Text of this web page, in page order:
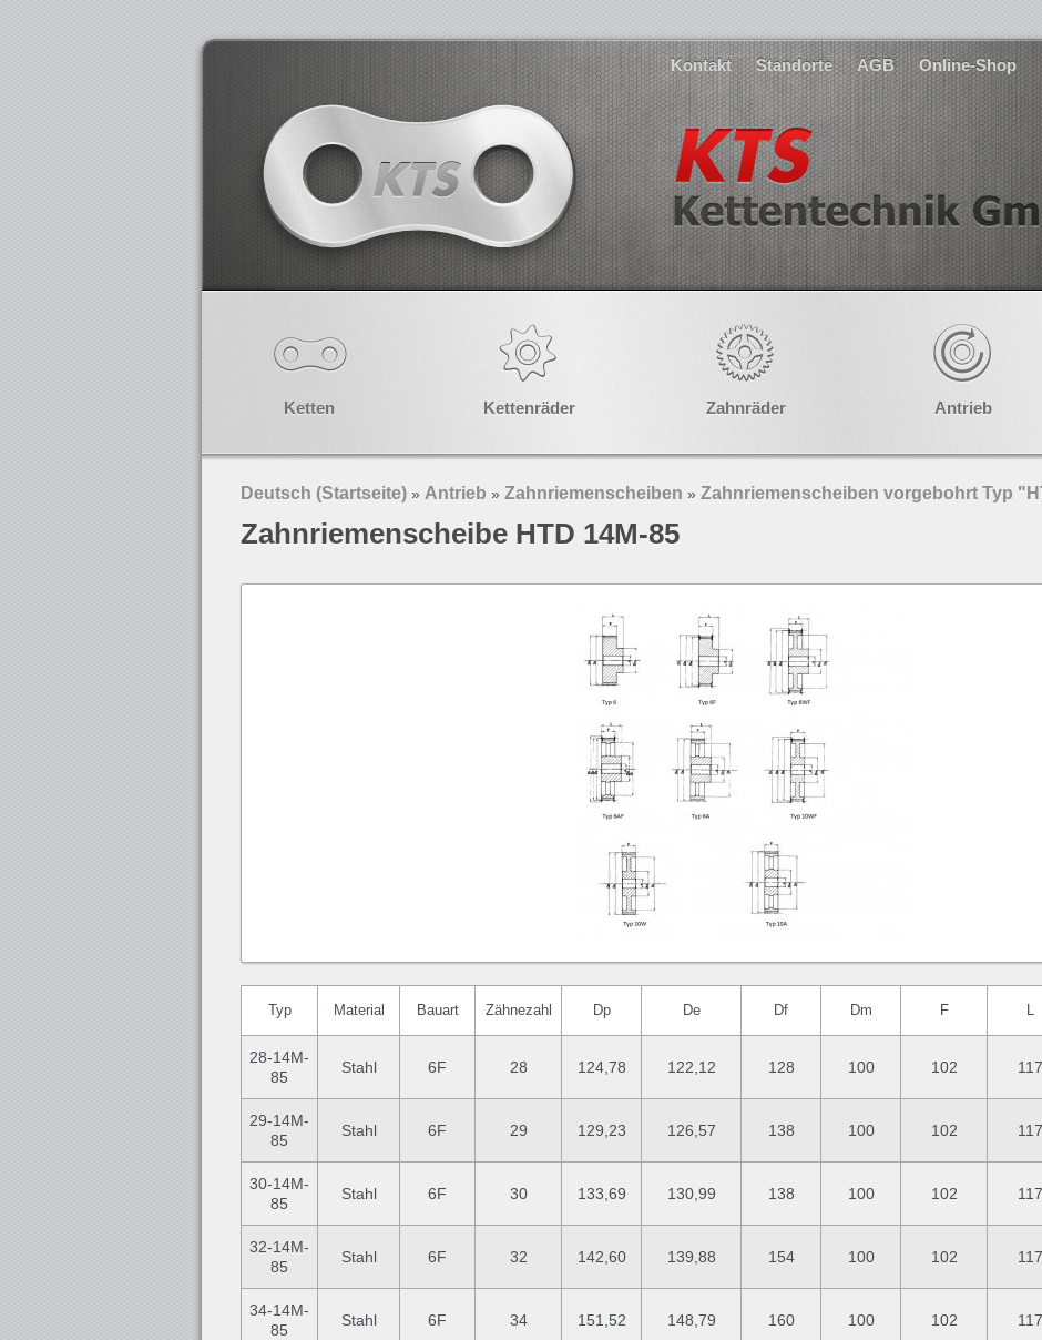
Kontakt Standorte AGB Online-Shop
Ketten Kettenräder Zahnräder Antrieb
Deutsch (Startseite) » Antrieb » Zahnriemenscheiben » Zahnriemenscheiben vorgebohrt Typ
Zahnriemenscheibe HTD 14M-85
Typ Material Bauart Zähnezahl Dp De Df Dm F L
28-14M-
85
Stahl 6F 28 124,78 122,12 128 100 102 117
29-14M-
85
Stahl 6F 29 129,23 126,57 138 100 102 117
30-14M-
85
Stahl 6F 30 133,69 130,99 138 100 102 117
32-14M-
85
Stahl 6F 32 142,60 139,88 154 100 102 117
34-14M-
85
Stahl 6F 34 151,52 148,79 160 100 102 117